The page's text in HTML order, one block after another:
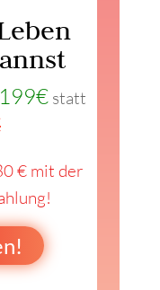
199€ statt
€ mit der